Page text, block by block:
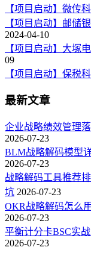
【项目启动】微传
【项目启动】邮储
2024-04-10
【项目启动】大塚
09
【项目启动】保税
最新文章
企业战略绩效管理
2026-07-23
BLM战略解码模型
2026-07-23
战略解码工具推荐
坑 2026-07-23
OKR战略解码怎么
2026-07-23
平衡计分卡BSC实
2026-07-23